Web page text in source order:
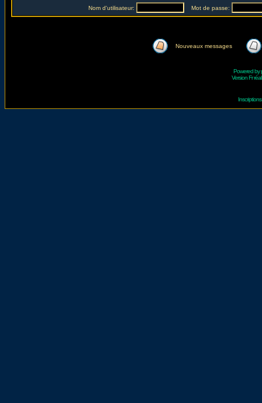
Nom d'utilisateur: Mot de passe:
Nouveaux messages
Powered by
Version Fr